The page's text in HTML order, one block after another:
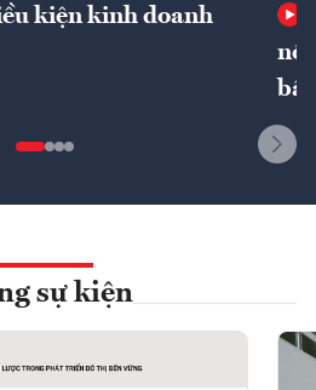
kiện kinh doanh
sự kiện